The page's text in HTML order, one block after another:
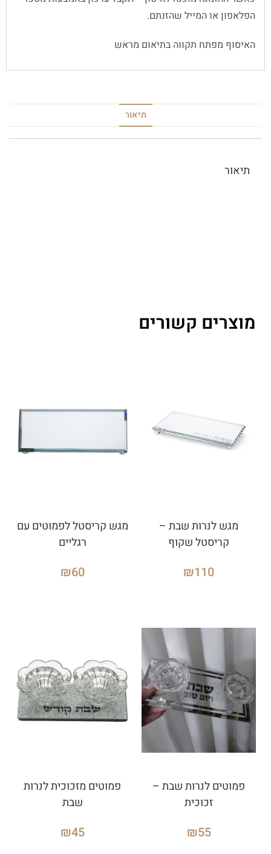
הפלאפון או המייל שהזנתם.
האיסוף מפתח תקווה בתיאום מראש
תיאור
תיאור
מוצרים קשורים
מגש לנרות שבת –
קריסטל שקוף
₪110
מגש קריסטל לפמוטים עם
רגליים
₪60
פמוטים לנרות שבת –
זכוכית
₪55
פמוטים מזכוכית לנרות
שבת
₪45